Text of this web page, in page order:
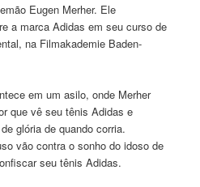
Eugen Merher. Ele
a marca Adidas em seu curso de
na Filmakademie Baden-
em um asilo, onde Merher
que vê seu tênis Adidas e
glória de quando corria.
vão contra o sonho do idoso de
seu tênis Adidas.